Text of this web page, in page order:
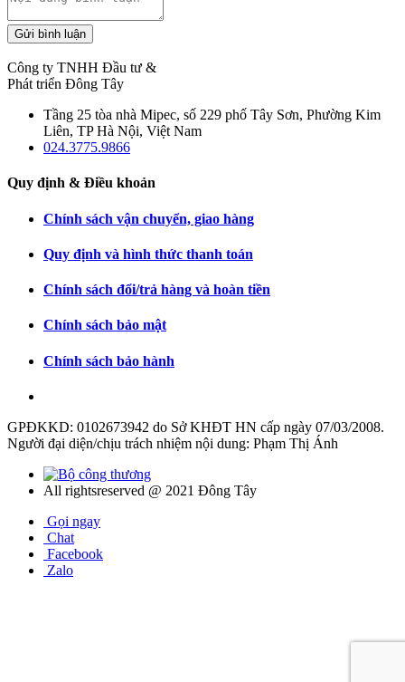
Gửi bình luận
Công ty TNHH Đầu tư &
Phát triển Đông Tây
Tầng 25 tòa nhà Mipec, số 229 phố Tây Sơn, Phường Kim
Liên, TP Hà Nội, Việt Nam
024.3775.9866
Quy định & Điều khoản
Chính sách vận chuyển, giao hàng
Quy định và hình thức thanh toán
Chính sách đổi/trả hàng và hoàn tiền
Chính sách bảo mật
Chính sách bảo hành
GPĐKKD: 0102673942 do Sở KHĐT HN cấp ngày 07/03/2008.
Người đại diện/chịu trách nhiệm nội dung: Phạm Thị Ánh
All rightsreserved @ 2021 Đông Tây
Gọi ngay
Chat
Facebook
Zalo